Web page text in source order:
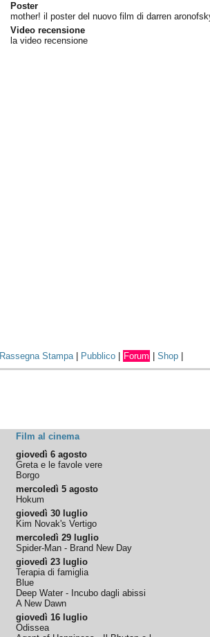
Poster
mother! il poster del nuovo film di darren
Video recensione
la video recensione
Rassegna Stampa| Pubblico Forum |Shop
Film al cinema
giovedì 6 agosto
Greta e le favole vere
Borgo
mercoledì 5 agosto
Hokum
giovedì 30 luglio
Kim Novak's Vertigo
mercoledì 29 luglio
Spider-Man - Brand New Day
giovedì 23 luglio
Terapia di famiglia
Blue
Deep Water - Incubo dagli abissi
A New Dawn
giovedì 16 luglio
Odissea